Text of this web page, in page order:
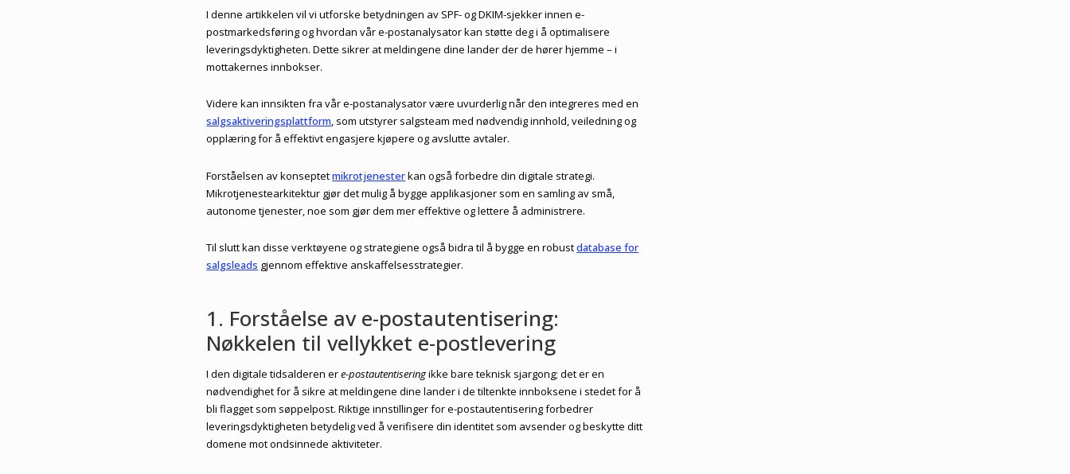
I denne artikkelen vil vi utforske betydningen av SPF- og DKIM-sjekker innen e-
postmarkedsføring og hvordan vår e-postanalysator kan støtte deg i å optimalisere
leveringsdyktigheten. Dette sikrer at meldingene dine lander der de hører hjemme – i
mottakernes innbokser.
Videre kan innsikten fra vår e-postanalysator være uvurderlig når den integreres med en
salgsaktiveringsplattform, som utstyrer salgsteam med nødvendig innhold, veiledning og
opplæring for å effektivt engasjere kjøpere og avslutte avtaler.
Forståelsen av konseptetmikrotjenesterkan også forbedre din digitale strategi.
Mikrotjenestearkitektur gjør det mulig å bygge applikasjoner som en samling av små,
autonome tjenester, noe som gjør dem mer effektive og lettere å administrere.
Til slutt kan disse verktøyene og strategiene også bidra til å bygge en robustdatabase for
salgsleads gjennom effektive anskaffelsesstrategier.
1. Forståelse av e-postautentisering:
Nøkkelen til vellykket e-postlevering
I den digitale tidsalderen ere-postautentiseringikke bare teknisk sjargong; det er en
nødvendighet for å sikre at meldingene dine lander i de tiltenkte innboksene i stedet for å
bli flagget som søppelpost. Riktige innstillinger for e-postautentisering forbedrer
leveringsdyktigheten betydelig ved å verifisere din identitet som avsender og beskytte ditt
domene mot ondsinnede aktiviteter.